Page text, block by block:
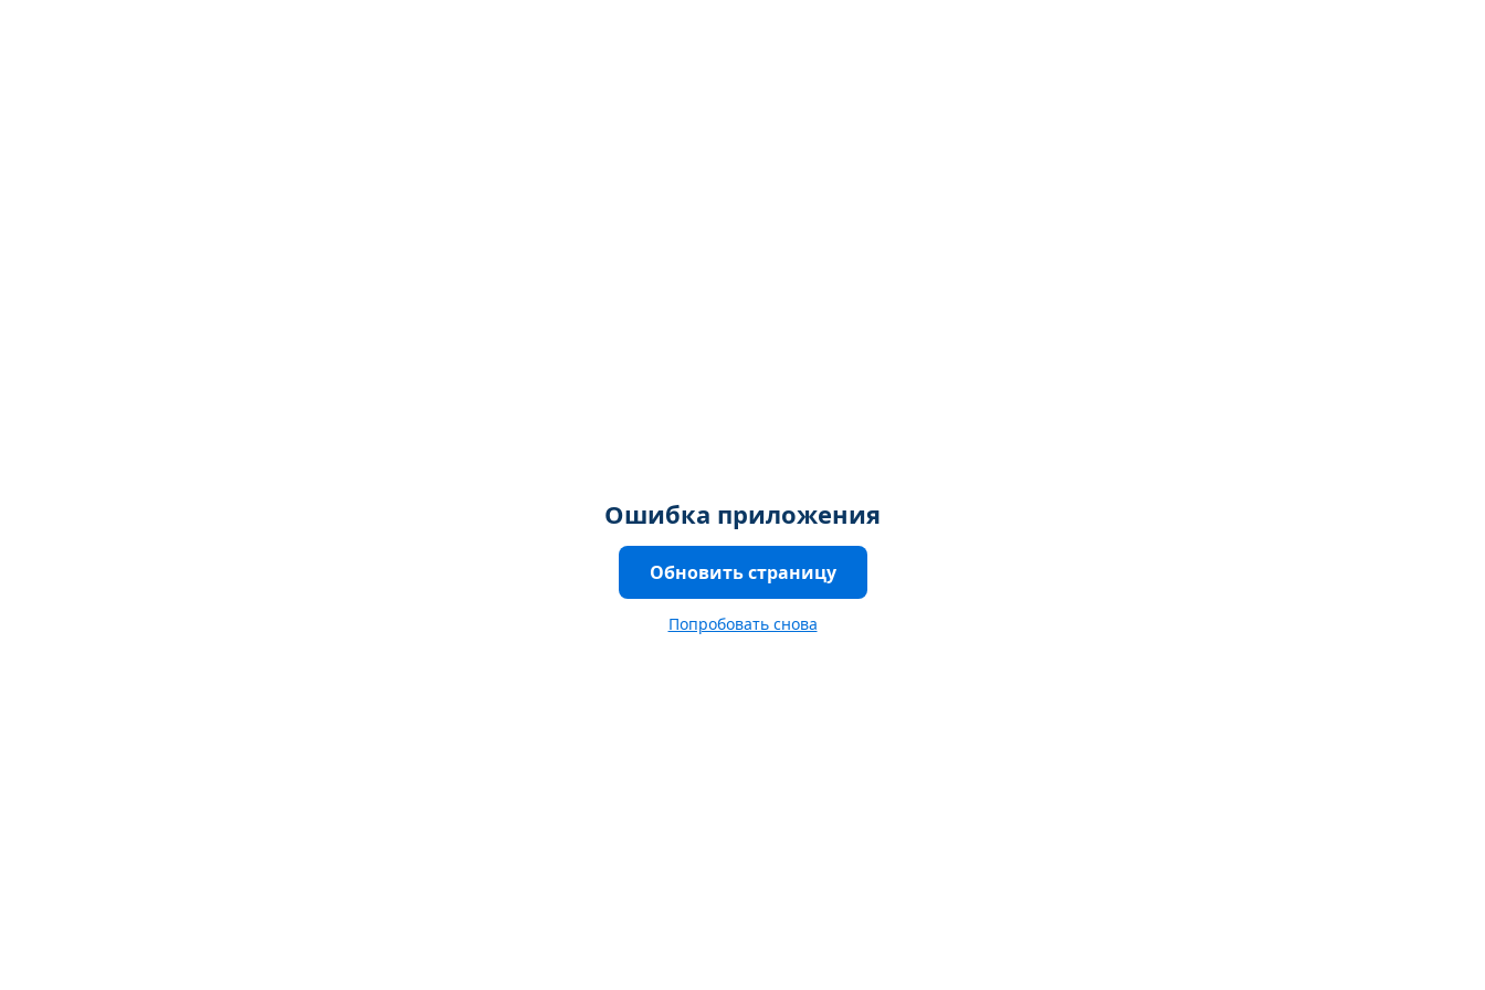
Ошибка приложения
Обновить страницу
Попробовать снова